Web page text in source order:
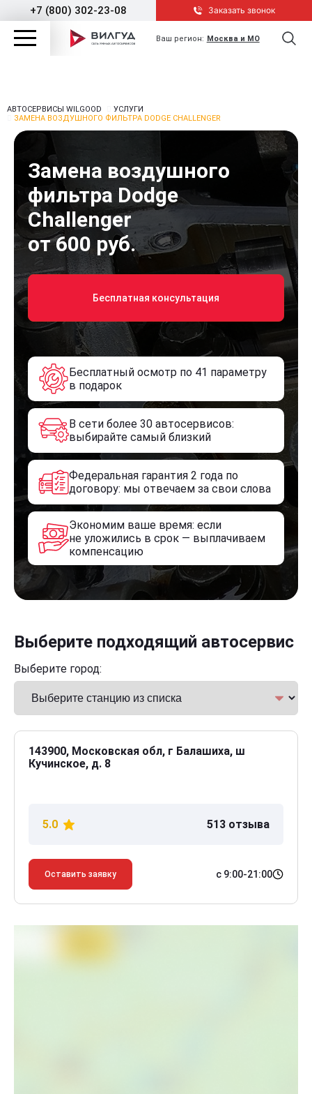
+7 (800) 302-23-08 Заказать звонок
Ваш регион: Москва и МО
АВТОСЕРВИСЫ WILGOOD
УСЛУГИ
ЗАМЕНА ВОЗДУШНОГО ФИЛЬТРА DODGE CHALLENGER
Замена воздушного
фильтра Dodge
Challenger
от 600 руб.
Бесплатная консультация
Бесплатный осмотр по 41 параметру
в подарок
В сети более 30 автосервисов:
выбирайте самый близкий
Федеральная гарантия 2 года по
договору: мы отвечаем за свои слова
Экономим ваше время: если
не уложились в срок — выплачиваем
компенсацию
Выберите подходящий автосервис
Выберите город:
143900, Московская обл, г Балашиха, ш
Кучинское, д. 8
5.0 513 отзыва
Оставить заявку с 9:00-21:00